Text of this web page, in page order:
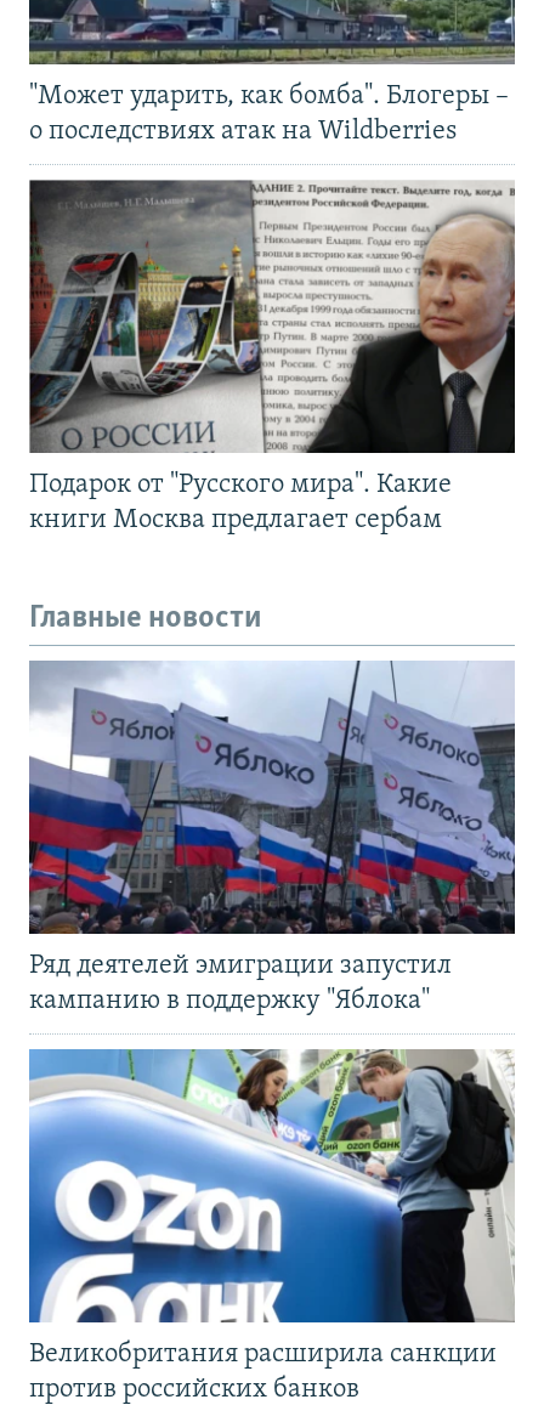
"Может ударить, как бомба". Блогеры –
о последствиях атак на Wildberries
Подарок от "Русского мира". Какие
книги Москва предлагает сербам
Главные новости
Ряд деятелей эмиграции запустил
кампанию в поддержку "Яблока"
Великобритания расширила санкции
против российских банков